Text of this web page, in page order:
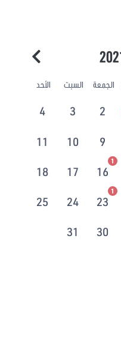
الجمعة السبت الأحد
2
3
4
9
10
11
16
1
17
18
23
1
24
25
30
31